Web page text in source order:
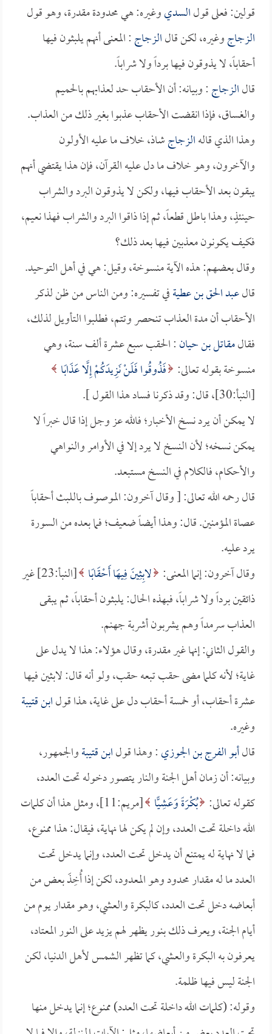
قولين: فعلى قولالسديوغيره: هي محدودة مقدرة، وهو قول
الزجاجوغيره، لكن قالالزجاج: المعنى أنهم يلبثون فيها
أحقاباً، لا يذوقون فيها برداً ولا شراباً.
قالالزجاج: وبيانه: أن الأحقاب حد لعذابهم بالحميم
والغساق، فإذا انقضت الأحقاب عذبوا بغير ذلك من العذاب.
وهذا الذي قالهالزجاجشاذ، خلاف ما عليه الأولون
والآخرون، وهو خلاف ما دل عليه القرآن، فإن هذا يقتضي أنهم
يبقون بعد الأحقاب فيها، ولكن لا يذوقون البرد والشراب
حينئذٍ، وهذا باطل قطعاً، ثم إذا ذاقوا البرد والشراب فهذا نعيم،
فكيف يكونون معذبين فيها بعد ذلك؟
وقال بعضهم: هذه الآية منسوخة، وقيل: هي في أهل التوحيد.
قالعبد الحق بن عطيةفي تفسيره: ومن الناس من ظن لذكر
الأحقاب أن مدة العذاب تنحصر وتتم، فطلبوا التأويل لذلك،
فقالمقاتل بن حيان: الحقب سبع عشرة ألف سنة، وهي
منسوخة بقوله تعالى: فَذُوقُوا فَلَنْ نَزِيدَكُمْ إِلَّا عَذَابًا
[النبأ:30]، قال: وقد ذكرنا فساد هذا القول ].
لا يمكن أن يرد نسخ الأخبار؛ فالله عز وجل إذا قال خبراً لا
يمكن نسخه؛ لأن النسخ لا يرد إلا في الأوامر والنواهي
والأحكام، فالكلام في النسخ مستبعد.
قال رحمه الله تعالى: [ وقال آخرون: الموصوف باللبث أحقاباً
عصاة المؤمنين. قال: وهذا أيضاً ضعيف؛ فما بعده من السورة
يرد عليه.
وقال آخرون: إنما المعنى: لابِثِينَ فِيهَا أَحْقَابًا
[النبأ:23] غير
ذائقين برداً ولا شراباً، فبهذه الحال: يلبثون أحقاباً، ثم يبقى
العذاب سرمداً وهم يشربون أشربة جهنم.
والقول الثاني: إنها غير مقدرة، وقال هؤلاء: هذا لا يدل على
غاية؛ لأنه كلما مضى حقب تبعه حقب، ولو أنه قال: لابثين فيها
عشرة أحقاب، أو خمسة أحقاب دل على غاية، هذا قولابن قتيبة
وغيره.
قالأبو الفرج بن الجوزي: وهذا قولابن قتيبةوالجمهور،
وبيانه: أن زمان أهل الجنة والنار يتصور دخوله تحت العدد،
كقوله تعالى: بُكْرَةً وَعَشِيًّا
[مريم:11]، ومثل هذا أن كلمات
الله داخلة تحت العدد، وإن لم يكن لها نهاية، فيقال: هذا ممنوع،
فما لا نهاية له يمتنع أن يدخل تحت العدد، وإنما يدخل تحت
العدد ما له مقدار محدود وهو المعدود، لكن إذا أُخِذَ بعض من
أبعاضه دخل تحت العدد، كالبكرة والعشي، وهو مقدار يوم من
أيام الجنة، ويعرف ذلك بنور يظهر لهم يزيد على النور المعتاد،
يعرفون به البكرة والعشي، كما تظهر الشمس لأهل الدنيا، لكن
الجنة ليس فيها ظلمة.
وقوله: (كلمات الله داخلة تحت العدد) ممنوع؛ إنما يدخل منها